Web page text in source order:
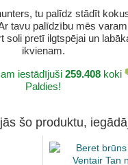
tu palīdz stādīt
tavu palīdzību mēs
soli pretī ilgtspējai un
ikvienam.
iestādījuši 259.408 koki
Paldies!
šo produktu,